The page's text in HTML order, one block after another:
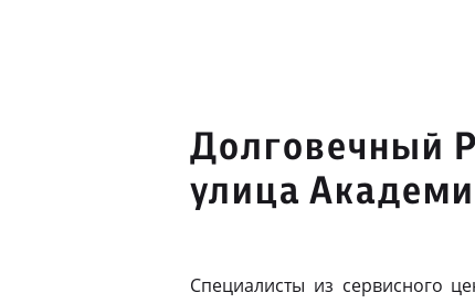
Долговечный
улица
Специалисты из сервисного